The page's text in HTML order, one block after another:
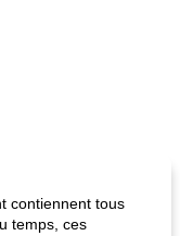
contiennent tous
temps, ces